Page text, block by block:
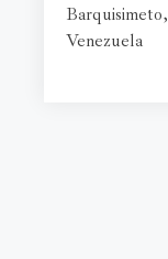
Barquisimeto,
Venezuela